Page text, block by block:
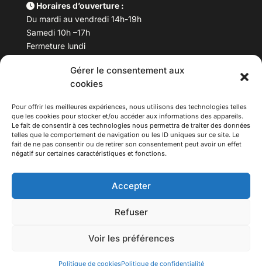
Gérer le consentement aux
cookies
Pour offrir les meilleures expériences, nous utilisons des technologies telles
que les cookies pour stocker et/ou accéder aux informations des appareils.
Le fait de consentir à ces technologies nous permettra de traiter des données
telles que le comportement de navigation ou les ID uniques sur ce site. Le
fait de ne pas consentir ou de retirer son consentement peut avoir un effet
négatif sur certaines caractéristiques et fonctions.
Accepter
Refuser
Voir les préférences
Politique de cookiesPolitique de confidentialité
Horaires d’ouverture :
Du mardi au vendredi 14h-19h
Samedi 10h –17h
Fermeture lundi
Téléphone : 04 78 53 06 40
maisondesculturesasiatiques@asiexpo.com
Tous droits réservés.